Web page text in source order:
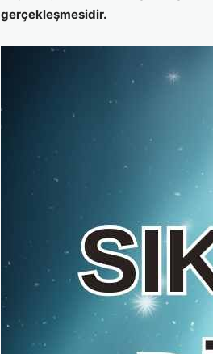
gerçekleşmesidir.